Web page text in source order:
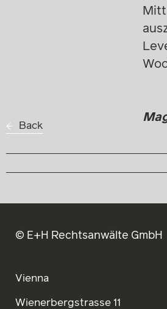
Back
© E+H Rechtsanwälte GmbH
Vienna
Wienerbergstrasse 11